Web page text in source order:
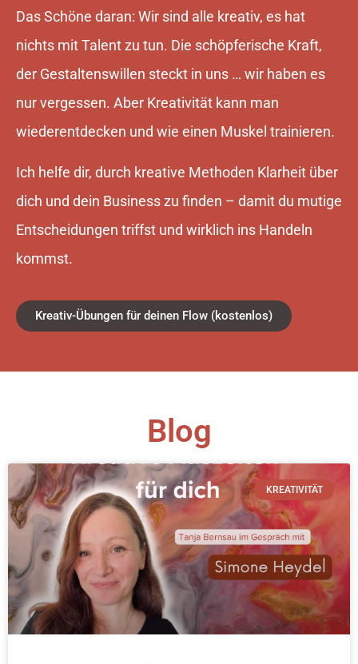
​Das Schöne daran: Wir sind alle kreativ, es hat
nichts mit Talent zu tun. Die schöpferische Kraft,
der Gestaltenswillen steckt in uns … wir haben es
nur vergessen. Aber Kreativität kann man
wiederentdecken und wie einen Muskel trainieren.
Ich helfe dir, durch kreative Methoden Klarheit über
dich und dein Business zu finden – damit du mutige
Entscheidungen triffst und wirklich ins Handeln
kommst.
Kreativ-Übungen für deinen Flow (kostenlos)
Blog
KREATIVITÄT